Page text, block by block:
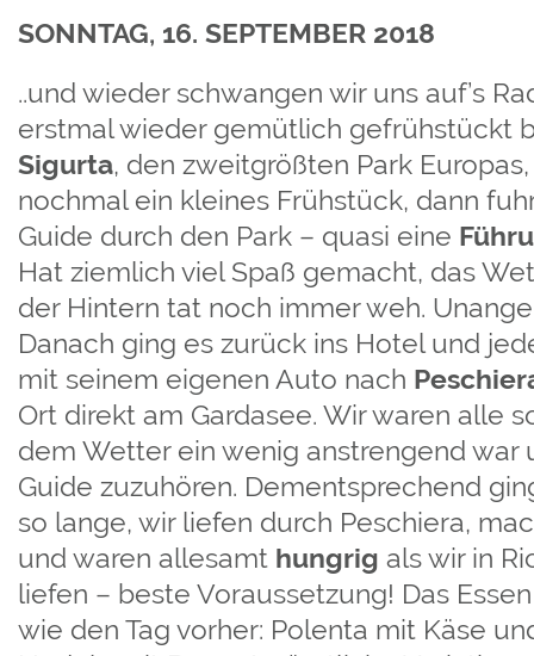
SONNTAG, 16. SEPTEMBER 2018
..und wieder schwangen wir uns auf’s
erstmal wieder gemütlich gefrühstückt
Sigurta, den zweitgrößten Park
nochmal ein kleines Frühstück, dann
Guide durch den Park – quasi eine
Hat ziemlich viel Spaß gemacht, das
der Hintern tat noch immer weh.
Danach ging es zurück ins Hotel und
mit seinem eigenen Auto nach
Ort direkt am Gardasee. Wir waren alle
dem Wetter ein wenig anstrengend war
Guide zuzuhören. Dementsprechend
so lange, wir liefen durch Peschiera,
und waren allesamt hungrig als wir in
liefen – beste Voraussetzung! Das
wie den Tag vorher: Polenta mit Käse